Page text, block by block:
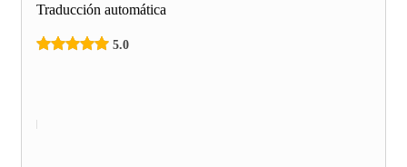
Traducción automática
5.0